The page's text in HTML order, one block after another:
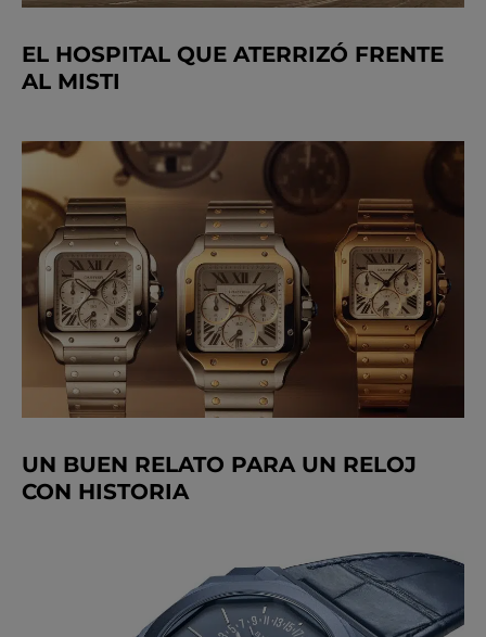
EL HOSPITAL QUE ATERRIZÓ FRENTE
AL MISTI
UN BUEN RELATO PARA UN RELOJ
CON HISTORIA